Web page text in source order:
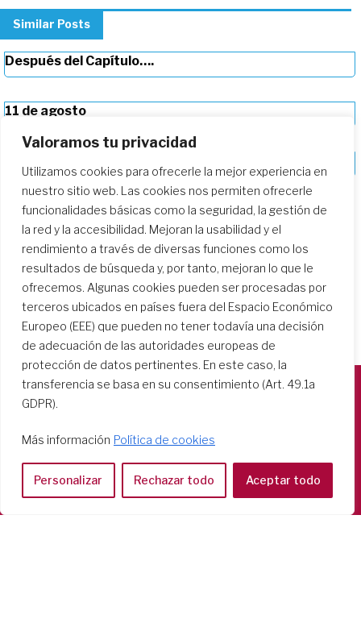
Valoramos tu privacidad
Utilizamos cookies para ofrecerle la mejor experiencia en
nuestro sitio web. Las cookies nos permiten ofrecerle
funcionalidades básicas como la seguridad, la gestión de
la red y la accesibilidad. Mejoran la usabilidad y el
rendimiento a través de diversas funciones como los
resultados de búsqueda y, por tanto, mejoran lo que le
ofrecemos. Algunas cookies pueden ser procesadas por
terceros ubicados en países fuera del Espacio Económico
Europeo (EEE) que pueden no tener todavía una decisión
de adecuación de las autoridades europeas de
protección de datos pertinentes. En este caso, la
transferencia se basa en su consentimiento (Art. 49.1a
GDPR).
Más información Política de cookies
Personalizar Rechazar todo Aceptar todo
Similar Posts
Después del Capítulo….
11 de agosto
Casa Generalizia
Tel: 06 58 23 03 32 or 06 58 20 31 17